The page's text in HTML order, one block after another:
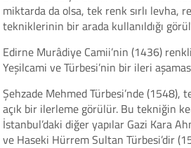
miktarda da olsa, tek renk sırlı levha,
tekniklerinin bir arada kullanıldığı
Edirne Murâdiye Camii’nin (1436)
Yeşilcami ve Türbesi’nin bir ileri
Şehzade Mehmed Türbesi’nde (1548),
açık bir ilerleme görülür. Bu tekniğin
İstanbul’daki diğer yapılar Gazi Kara
ve Haseki Hürrem Sultan Türbesi’dir